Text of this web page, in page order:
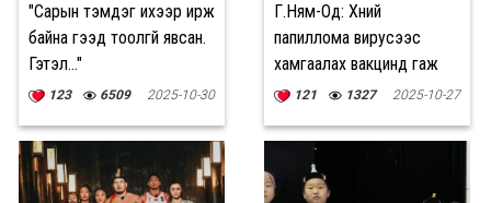
"Сарын тэмдэг ихээр ирж
байна гээд тоолгүй явсан.
Гэтэл…"
123 6509 2025-10-30
Г.Ням-Од: Хүний
папиллома вирусээс
хамгаалах вакцинд гаж
нөлөө байхгүй
121 1327 2025-10-27